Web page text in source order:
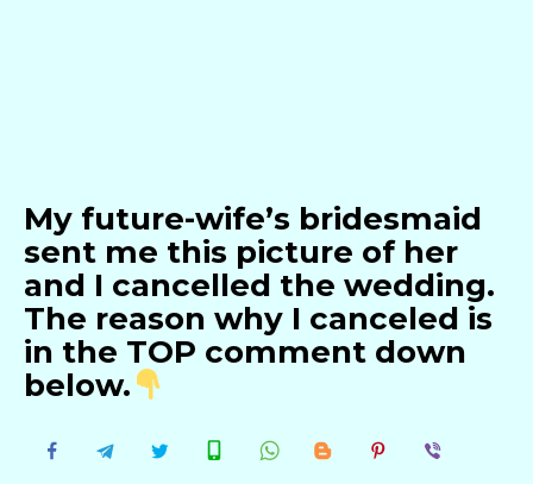
My future-wife’s bridesmaid
sent me this picture of her
and I cancelled the wedding.
The reason why I canceled is
in the TOP comment down
below.